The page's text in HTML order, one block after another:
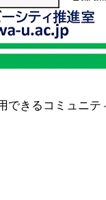
きるコミュニ